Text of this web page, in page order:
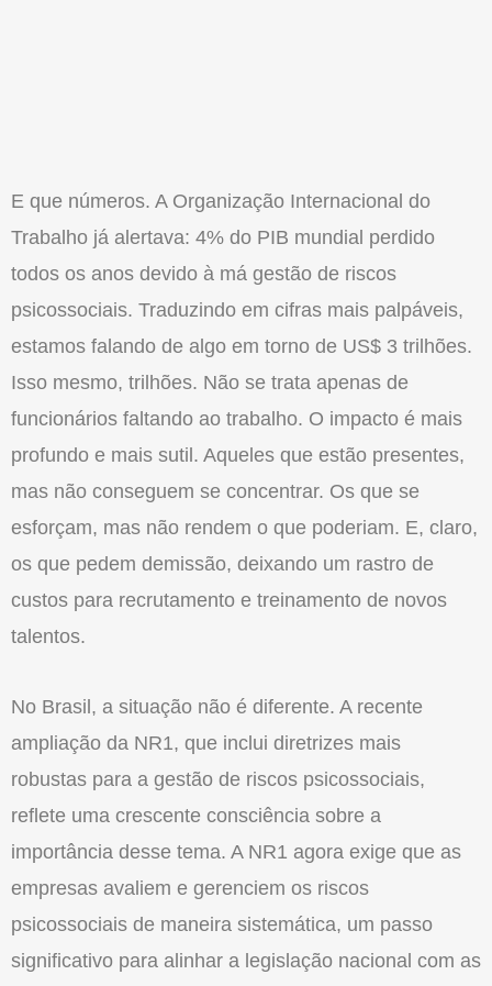
E que números. A Organização Internacional do
Trabalho já alertava: 4% do PIB mundial perdido
todos os anos devido à má gestão de riscos
psicossociais. Traduzindo em cifras mais palpáveis,
estamos falando de algo em torno de US$ 3 trilhões.
Isso mesmo, trilhões. Não se trata apenas de
funcionários faltando ao trabalho. O impacto é mais
profundo e mais sutil. Aqueles que estão presentes,
mas não conseguem se concentrar. Os que se
esforçam, mas não rendem o que poderiam. E, claro,
os que pedem demissão, deixando um rastro de
custos para recrutamento e treinamento de novos
talentos.
No Brasil, a situação não é diferente. A recente
ampliação da NR1, que inclui diretrizes mais
robustas para a gestão de riscos psicossociais,
reflete uma crescente consciência sobre a
importância desse tema. A NR1 agora exige que as
empresas avaliem e gerenciem os riscos
psicossociais de maneira sistemática, um passo
significativo para alinhar a legislação nacional com as